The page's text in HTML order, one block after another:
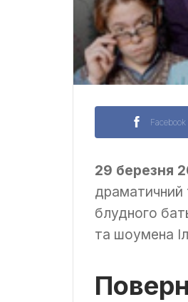
Facebook
29 березня
драматичний
блудного
та шоумена